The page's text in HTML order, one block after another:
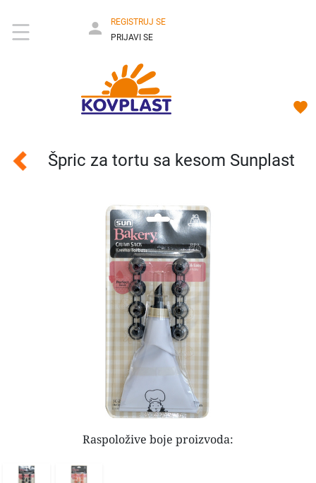
REGISTRUJ SE
PRIJAVI SE
Špric za tortu sa kesom Sunplast
Raspoložive boje proizvoda: